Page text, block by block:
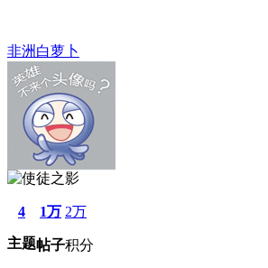
非洲白萝卜
4
主题
1万
帖子
2万
积分